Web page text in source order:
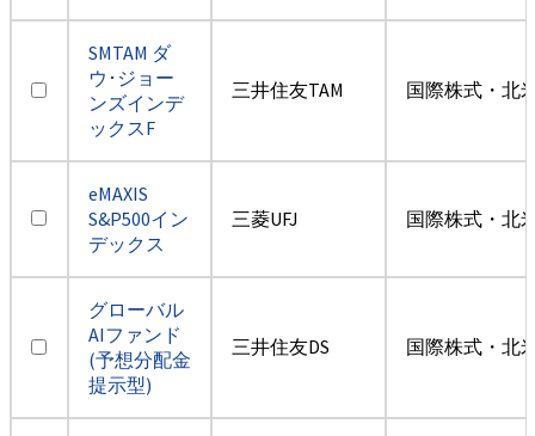
SMTAM ダ
ウ･ジョー
ンズインデ
ックスF
三井住友TAM 国際株式・北
eMAXIS
S&P500イン
デックス
三菱UFJ 国際株式・北
グローバル
AIファンド
(予想分配金
提示型)
三井住友DS 国際株式・北